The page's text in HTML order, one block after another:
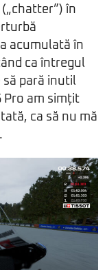
în
acumulată în
ca întregul
pară inutil
Pro am simțit
ca să nu mă